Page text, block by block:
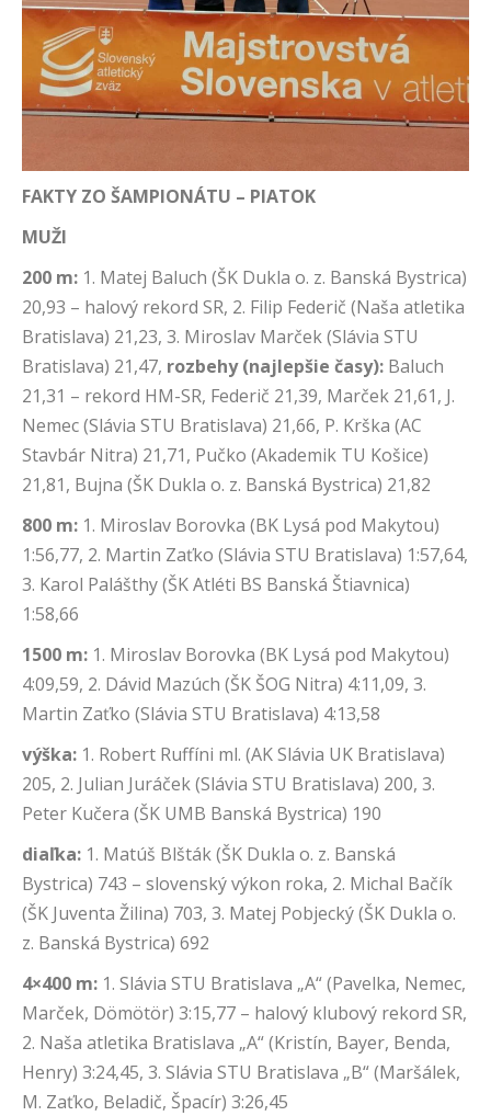
FAKTY ZO ŠAMPIONÁTU – PIATOK
MUŽI
200 m: 1. Matej Baluch (ŠK Dukla o. z. Banská Bystrica)
20,93 – halový rekord SR, 2. Filip Federič (Naša atletika
Bratislava) 21,23, 3. Miroslav Marček (Slávia STU
Bratislava) 21,47, rozbehy (najlepšie časy): Baluch
21,31 – rekord HM-SR, Federič 21,39, Marček 21,61, J.
Nemec (Slávia STU Bratislava) 21,66, P. Krška (AC
Stavbár Nitra) 21,71, Pučko (Akademik TU Košice)
21,81, Bujna (ŠK Dukla o. z. Banská Bystrica) 21,82
800 m: 1. Miroslav Borovka (BK Lysá pod Makytou)
1:56,77, 2. Martin Zaťko (Slávia STU Bratislava) 1:57,64,
3. Karol Palášthy (ŠK Atléti BS Banská Štiavnica)
1:58,66
1500 m: 1. Miroslav Borovka (BK Lysá pod Makytou)
4:09,59, 2. Dávid Mazúch (ŠK ŠOG Nitra) 4:11,09, 3.
Martin Zaťko (Slávia STU Bratislava) 4:13,58
výška: 1. Robert Ruffíni ml. (AK Slávia UK Bratislava)
205, 2. Julian Juráček (Slávia STU Bratislava) 200, 3.
Peter Kučera (ŠK UMB Banská Bystrica) 190
diaľka: 1. Matúš Blšták (ŠK Dukla o. z. Banská
Bystrica) 743 – slovenský výkon roka, 2. Michal Bačík
(ŠK Juventa Žilina) 703, 3. Matej Pobjecký (ŠK Dukla o.
z. Banská Bystrica) 692
4×400 m: 1. Slávia STU Bratislava „A“ (Pavelka, Nemec,
Marček, Dömötör) 3:15,77 – halový klubový rekord SR,
2. Naša atletika Bratislava „A“ (Kristín, Bayer, Benda,
Henry) 3:24,45, 3. Slávia STU Bratislava „B“ (Maršálek,
M. Zaťko, Beladič, Špacír) 3:26,45